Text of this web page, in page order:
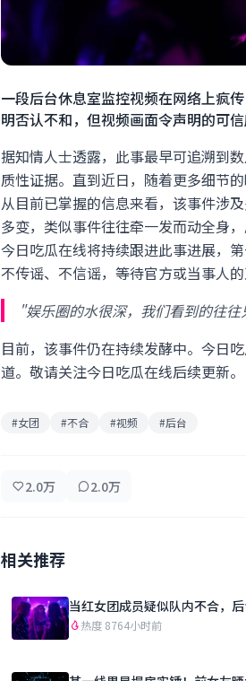
一段后台休息室监控视频在网络上疯
明否认不和，但视频画面令声明的可信
据知情人士透露，此事最早可追溯到
质性证据。直到近日，随着更多细节
从目前已掌握的信息来看，该事件涉
多变，类似事件往往牵一发而动全身
今日吃瓜在线将持续跟进此事进展，
不传谣、不信谣，等待官方或当事人的
"娱乐圈的水很深，我们看到的往
目前，该事件仍在持续发酵中。今日
道。敬请关注今日吃瓜在线后续更新。
#女团 #不合 #视频 #后台
2.0万 2.0万
相关推荐
当红女团成员疑似队内不合，
热度 8764小时前